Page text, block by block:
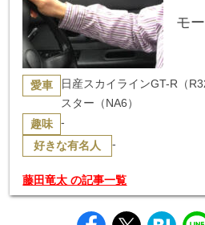
モ
愛車
日産スカイラインGT-R（
スター（NA6）
趣味 -
好きな有名人 -
藤田竜太 の記事一覧